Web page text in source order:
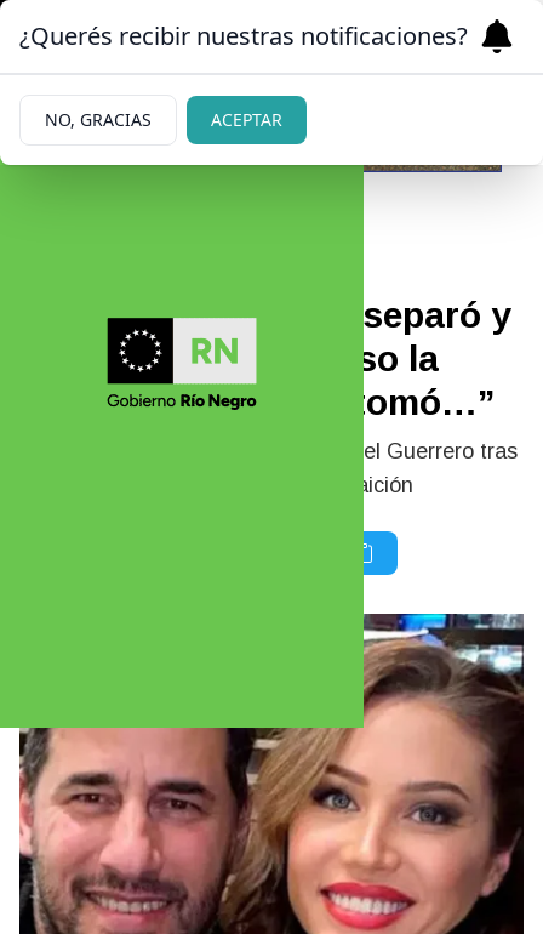
Adabel Guerrero se separó y
Martín Lamela expuso la
peor traición: “Ella tomó…”
Qué dijo Martín Lamela sobre Adabel Guerrero tras
la separación y por qué habló de traición
¿Querés recibir nuestras notificaciones?
NO, GRACIAS ACEPTAR